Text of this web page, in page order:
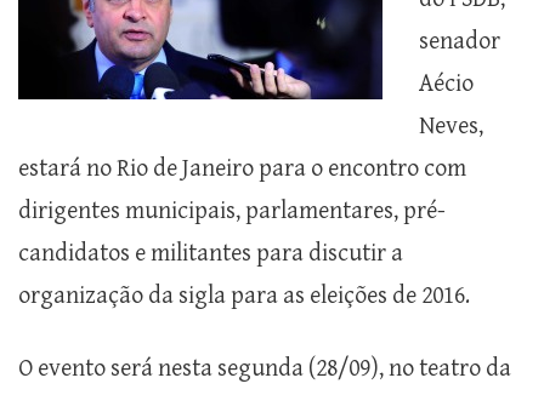
senador
Aécio
Neves,
estará no Rio de Janeiro para o encontro com
dirigentes municipais, parlamentares, pré-
candidatos e militantes para discutir a
organização da sigla para as eleições de 2016.
O evento será nesta segunda (28/09), no teatro da